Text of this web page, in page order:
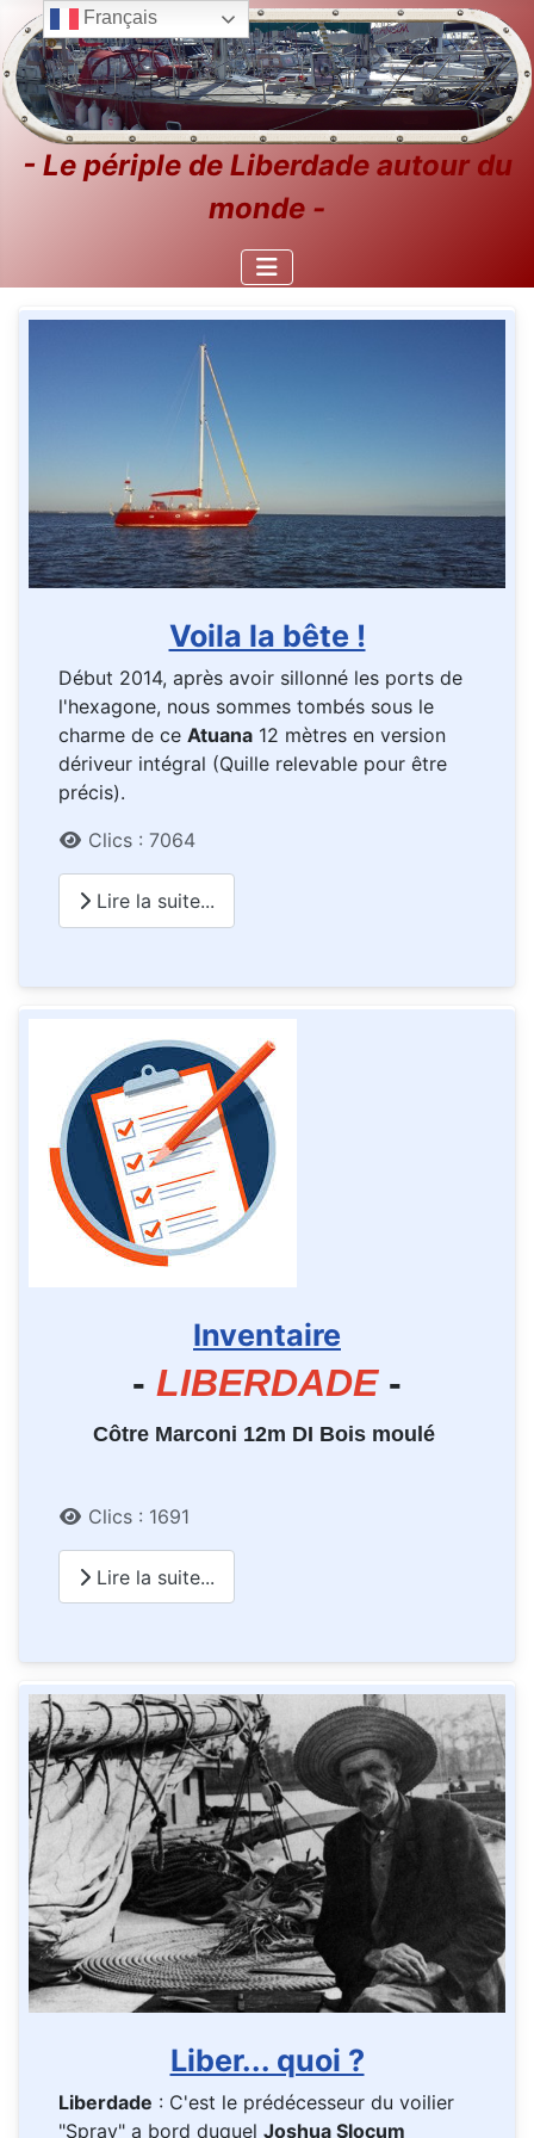
- Le périple de Liberdade autour du
monde -
Voila la bête !
Début 2014, après avoir sillonné les ports de
l'hexagone, nous sommes tombés sous le
charme de ce Atuana 12 mètres en version
dériveur intégral (Quille relevable pour être
précis).
DétailsClics : 7064
Lire la suite...
Inventaire
- LIBERDADE-
Côtre Marconi 12m DI Bois moulé
DétailsClics : 1691
Lire la suite...
Liber... quoi ?
Liberdade : C'est le prédécesseur du voilier
"Spray" a bord duquel Joshua Slocum
Français